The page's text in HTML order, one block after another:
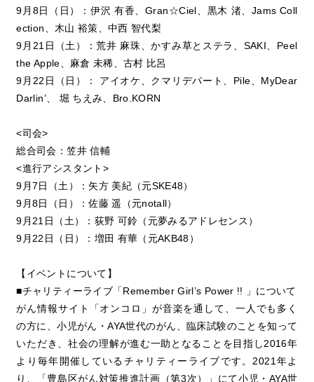
9月8日（日）：伊沢 有香、Gran☆Ciel、黒木 渚、Jams Coll
ection、木山 裕策、中西 智代梨
9月21日（土）：荒井 麻珠、かすみ草とステラ、SAKI、Peel
the Apple、麻倉 未稀、古村 比呂
9月22日（日）： アイオケ、クマリデパート、Pile、MyDear
Darlin’、 堀 ちえみ、Bro.KORN
<司会>
総合司会：笠井 信輔
<進行アシスタント>
9月7日（土）：矢方 美紀（元SKE48）
9月8日（日）：佐藤 遥（元notall）
9月21日（土）：荻野 可鈴（元夢みるアドレセンス）
9月22日（日）：増田 有華（元AKB48）
【イベントについて】
■チャリティーライブ「Remember Girl’s Power !! 」について
がん情報サイト「オンコロ」が音楽を通して、一人でも多く
の方に、小児がん・AYA世代のがん、臨床試験のことを知って
いただき、社会の理解が進む一助となることを目指し2016年
より毎年開催しているチャリティーライブです。2021年よ
り、「豊島区がん対策推進計画（第3次）」にて小児・AYA世